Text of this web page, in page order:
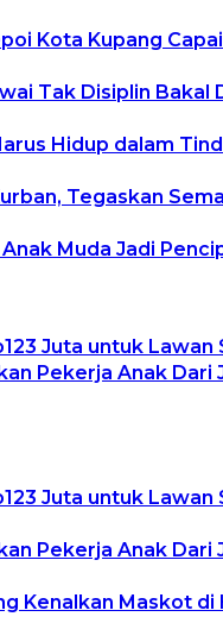
Kota Kupang
Tak Disiplin Bakal
Hidup dalam
Tegaskan
Muda Jadi
Juta untuk
Pekerja Anak Dari
Juta untuk
Pekerja Anak Dari
Kenalkan Maskot di